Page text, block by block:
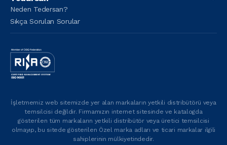
Neden Tedersan?
Sıkça Sorulan Sorular
İşletmemiz web sitemizde yer alan markaların yetkili distribütörü veya
temsilcisi değildir. Firmamızın internet sitesinde ve katalogda
gösterilen tüm markaların yetkili distribütör veya üretici temsilcisi
olmayıp, bu sitede gösterilen Özel marka adları ve ticari markalar ilgili
sahiplerinin mülkiyetindedir.